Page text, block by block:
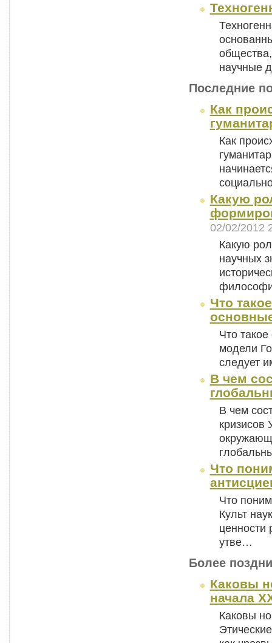
научные
Последние
Как
Как
Какую
02/02/2012
Какую
научных
Что
Что
модели
следует
В чем
В чем
кризисов
Что
Что
Культ
ценности
утве…
Более
Каковы
начала
Каковы